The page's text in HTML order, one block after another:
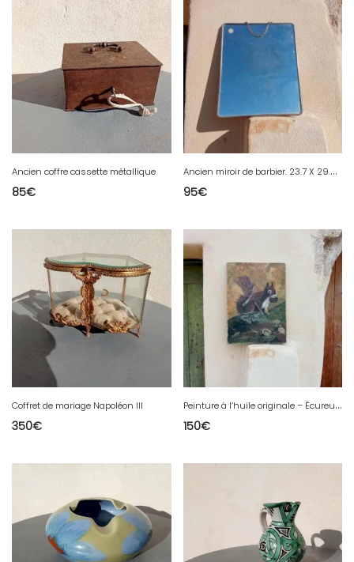
Ancien coffre cassette métallique
85€
A
ncien miroir de barbier. 23.7 X 29.5 cm.
95€
Coffret de mariage Napoléon III
350€
P
einture à l’huile originale – Écureuil roux
150€